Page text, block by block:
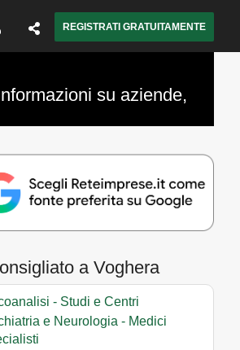
REGISTRATI GRATUITAMENTE
su aziende,
a Voghera
- Studi e Centri
e Neurologia - Medici